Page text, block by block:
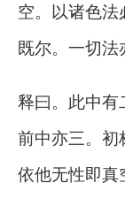
空。以诸色
既尔。一切法
释曰。此中有
前中亦三。初
依他无性即真